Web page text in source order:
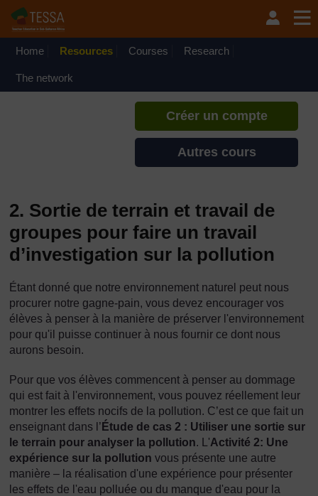
Home Resources Courses Research
The network
Si vous créez un compte, vous
pouvez établir un profil
Créer un compte
Autres cours
2. Sortie de terrain et travail de
groupes pour faire un travail
d’investigation sur la pollution
Étant donné que notre environnement naturel peut nous
procurer notre gagne-pain, vous devez encourager vos
élèves à penser à la manière de préserver l'environnement
pour qu'il puisse continuer à nous fournir ce dont nous
aurons besoin.
Pour que vos élèves commencent à penser au dommage
qui est fait à l'environnement, vous pouvez réellement leur
montrer les effets nocifs de la pollution. C’est ce que fait un
enseignant dans l’ Étude de cas 2 : Utiliser une sortie sur
le terrain pour analyser la pollution. L'Activité 2: Une
expérience sur la pollution vous présente une autre
manière – la réalisation d'une expérience pour présenter
les effets de l'eau polluée ou du manque d'eau pour la